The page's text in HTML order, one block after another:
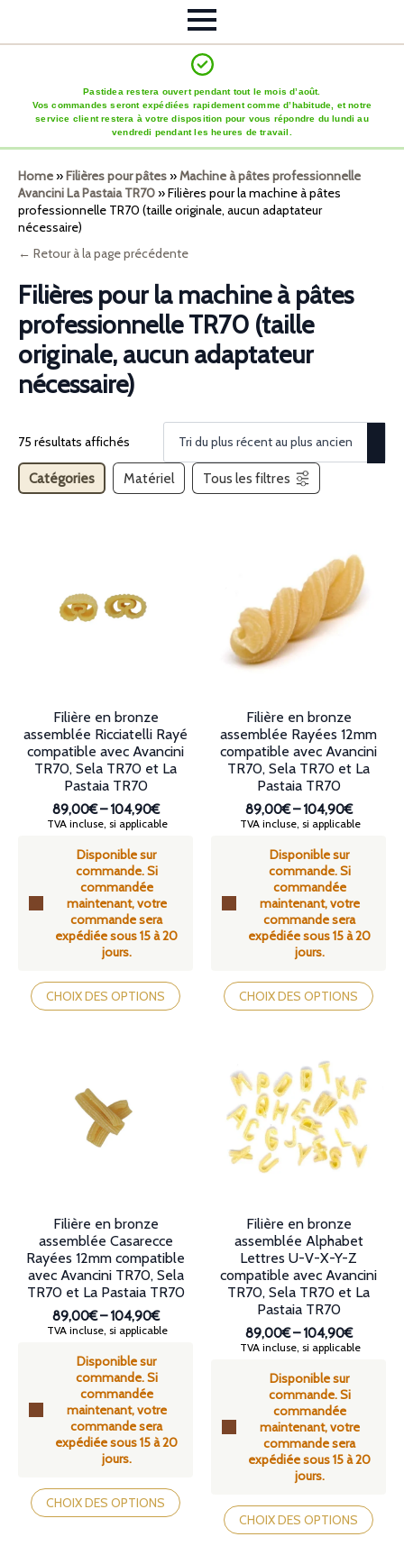
Pastidea restera ouvert pendant tout le mois d’août.
Vos commandes seront expédiées rapidement comme d’habitude, et notre
service client restera à votre disposition pour vous répondre du lundi au
vendredi pendant les heures de travail.
Home»Filières pour pâtes»Machine à pâtes professionnelle
Avancini La Pastaia TR70»Filières pour la machine à pâtes
professionnelle TR70 (taille originale, aucun adaptateur
nécessaire)
← Retour à la page précédente
Filières pour la machine à pâtes
professionnelle TR70 (taille
originale, aucun adaptateur
nécessaire)
75 résultats affichés
Catégories Matériel Tous les filtres
Disponible sur
commande. Si
commandée
maintenant, votre
commande sera
expédiée sous 15 à 20
jours.
Filière en bronze
assemblée Ricciatelli Rayé
compatible avec Avancini
TR70, Sela TR70 et La
Pastaia TR70
89,00€–104,90€
Plage
prix :
89,00€
à
104,90€
TVA incluse, si applicable
CHOIX DES OPTIONS
Ce
produit
a
peuvent
produit
Disponible sur
commande. Si
commandée
maintenant, votre
commande sera
expédiée sous 15 à 20
jours.
Filière en bronze
assemblée Rayées 12mm
compatible avec Avancini
TR70, Sela TR70 et La
Pastaia TR70
89,00€–104,90€
Plage
prix :
89,00€
à
104,90€
TVA incluse, si applicable
CHOIX DES OPTIONS
Ce
produit
a
options
peuvent
être
choisies
sur
la
produit
Disponible sur
commande. Si
commandée
maintenant, votre
commande sera
expédiée sous 15 à 20
jours.
Filière en bronze
assemblée Casarecce
Rayées 12mm compatible
avec Avancini TR70, Sela
TR70 et La Pastaia TR70
89,00€–104,90€
Plage
prix :
89,00€
à
104,90€
TVA incluse, si applicable
CHOIX DES OPTIONS
Ce
produit
a
Disponible sur
commande. Si
commandée
maintenant, votre
commande sera
expédiée sous 15 à 20
jours.
Filière en bronze
assemblée Alphabet
Lettres U-V-X-Y-Z
compatible avec Avancini
TR70, Sela TR70 et La
Pastaia TR70
89,00€–104,90€
Plage
prix :
89,00€
à
104,90€
TVA incluse, si applicable
CHOIX DES OPTIONS
Ce
produit
a